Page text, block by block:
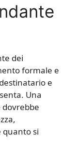
dei
formale e
e
Una
quanto si